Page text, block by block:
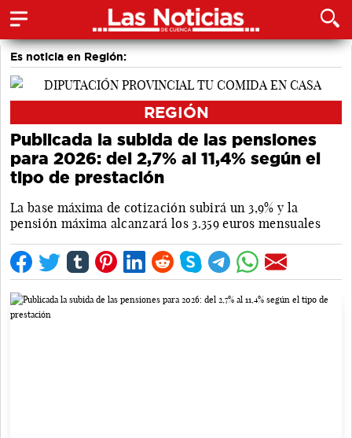
Es noticia en Región:
REGIÓN
Publicada la subida de las pensiones
para 2026: del 2,7% al 11,4% según el
tipo de prestación
La base máxima de cotización subirá un 3,9% y la
pensión máxima alcanzará los 3.359 euros mensuales